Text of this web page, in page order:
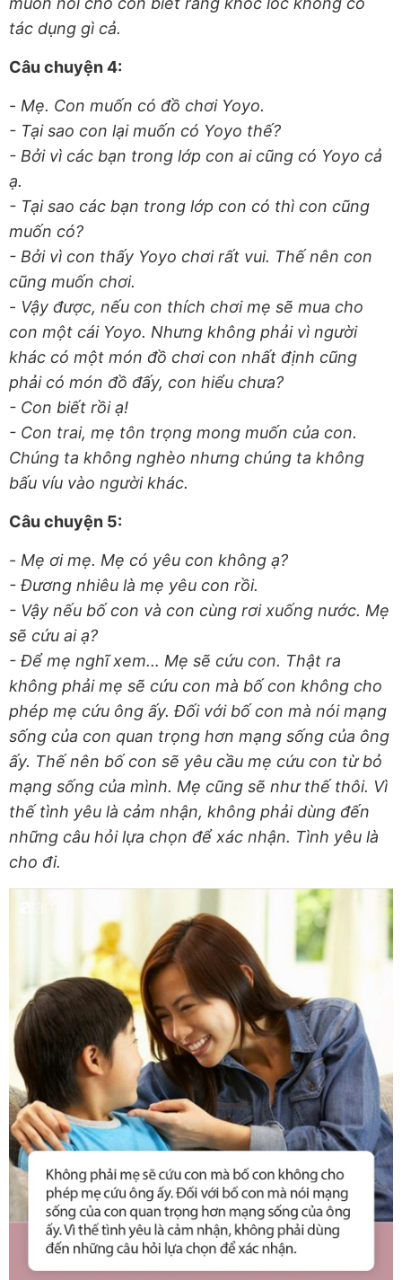
tác dụng gì cả.
Câu chuyện 4:
- Mẹ. Con muốn có đồ chơi Yoyo.
- Tại sao con lại muốn có Yoyo thế?
- Bởi vì các bạn trong lớp con ai cũng có Yoyo cả
ạ.
- Tại sao các bạn trong lớp con có thì con cũng
muốn có?
- Bởi vì con thấy Yoyo chơi rất vui. Thế nên con
cũng muốn chơi.
- Vậy được, nếu con thích chơi mẹ sẽ mua cho
con một cái Yoyo. Nhưng không phải vì người
khác có một món đồ chơi con nhất định cũng
phải có món đồ đấy, con hiểu chưa?
- Con biết rồi ạ!
- Con trai, mẹ tôn trọng mong muốn của con.
Chúng ta không nghèo nhưng chúng ta không
bấu víu vào người khác.
Câu chuyện 5:
- Mẹ ơi mẹ. Mẹ có yêu con không ạ?
- Đương nhiêu là mẹ yêu con rồi.
- Vậy nếu bố con và con cùng rơi xuống nước. Mẹ
sẽ cứu ai ạ?
- Để mẹ nghĩ xem… Mẹ sẽ cứu con. Thật ra
không phải mẹ sẽ cứu con mà bố con không cho
phép mẹ cứu ông ấy. Đối với bố con mà nói mạng
sống của con quan trọng hơn mạng sống của ông
ấy. Thế nên bố con sẽ yêu cầu mẹ cứu con từ bỏ
mạng sống của mình. Mẹ cũng sẽ như thế thôi. Vì
thế tình yêu là cảm nhận, không phải dùng đến
những câu hỏi lựa chọn để xác nhận. Tình yêu là
cho đi.